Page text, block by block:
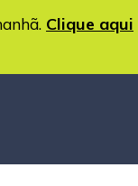
Clique aqui